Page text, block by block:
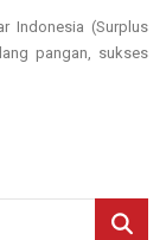
Indonesia (Surplus
pangan, sukses